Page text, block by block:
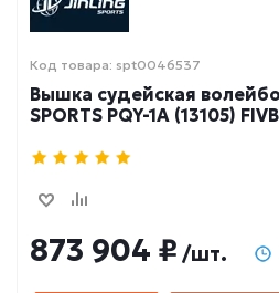
Код товара: spt0046537
Вышка судейская
SPORTS PQY-1A (13105) FIVB
873 904 ₽ /шт.